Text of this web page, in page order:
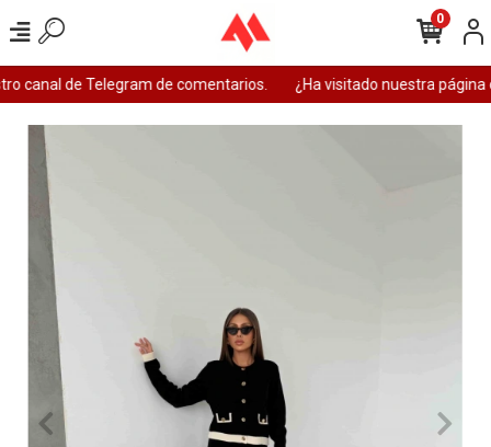
canal de Telegram de comentarios. ¿Ha visitado nuestra página
0